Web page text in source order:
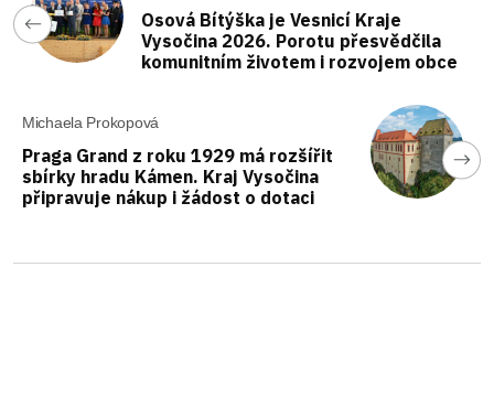
Osová Bítýška je Vesnicí Kraje
Vysočina 2026. Porotu přesvědčila
komunitním životem i rozvojem obce
Michaela Prokopová
Praga Grand z roku 1929 má rozšířit
sbírky hradu Kámen. Kraj Vysočina
připravuje nákup i žádost o dotaci